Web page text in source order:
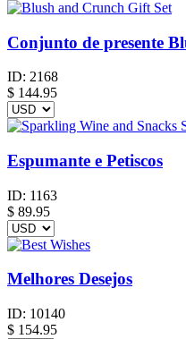
Conjunto de presente
ID: 2168
$ 144.95
Espumante e Petiscos
ID: 1163
$ 89.95
Melhores Desejos
ID: 10140
$ 154.95